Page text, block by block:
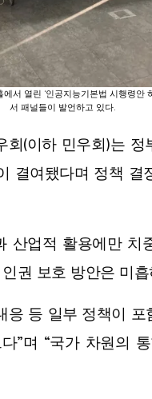
서 열린 ‘인공지능기본법 시행령안
서 패널들이 발언하고 있다.
(이하 민우회)는
결여됐다며 정책
산업적 활용에만 치
권 보호 방안은 미
응 등 일부 정책이
”며 “국가 차원의